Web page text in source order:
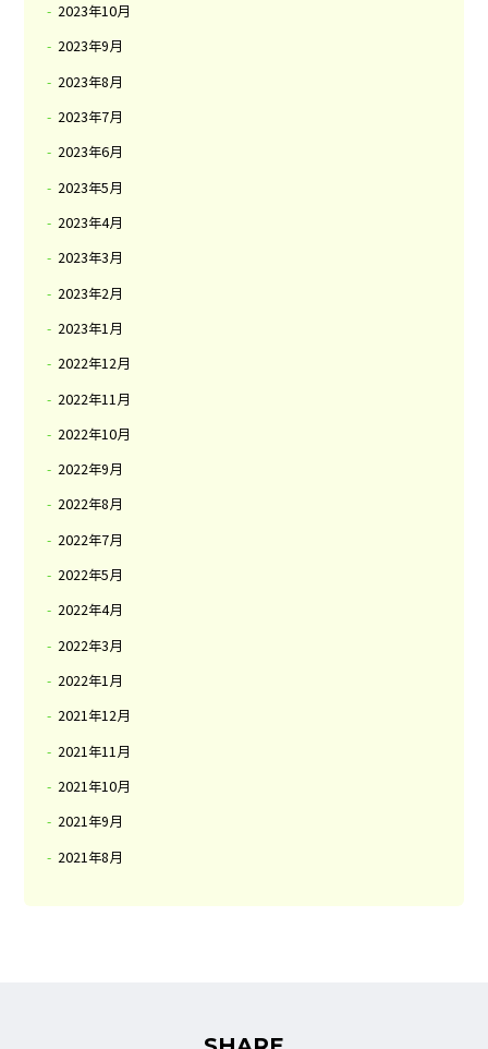
2023年10月
2023年9月
2023年8月
2023年7月
2023年6月
2023年5月
2023年4月
2023年3月
2023年2月
2023年1月
2022年12月
2022年11月
2022年10月
2022年9月
2022年8月
2022年7月
2022年5月
2022年4月
2022年3月
2022年1月
2021年12月
2021年11月
2021年10月
2021年9月
2021年8月